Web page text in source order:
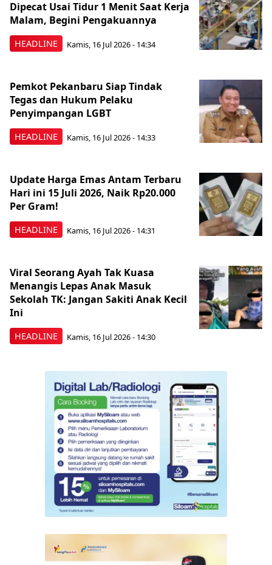
HEADLINE
Dipecat Usai Tidur 1 Menit Saat Kerja
Malam, Begini Pengakuannya
Kamis, 16 Jul 2026 - 14:34
HEADLINE
Pemkot Pekanbaru Siap Tindak
Tegas dan Hukum Pelaku
Penyimpangan LGBT
Kamis, 16 Jul 2026 - 14:33
HEADLINE
Update Harga Emas Antam Terbaru
Hari ini 15 Juli 2026, Naik Rp20.000
Per Gram!
Kamis, 16 Jul 2026 - 14:31
HEADLINE
Viral Seorang Ayah Tak Kuasa
Menangis Lepas Anak Masuk
Sekolah TK: Jangan Sakiti Anak Kecil
Ini
Kamis, 16 Jul 2026 - 14:30